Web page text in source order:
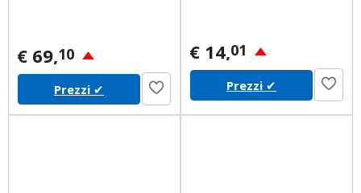
€ 69,10
Prezzi ✔
€ 14,01
Prezzi ✔